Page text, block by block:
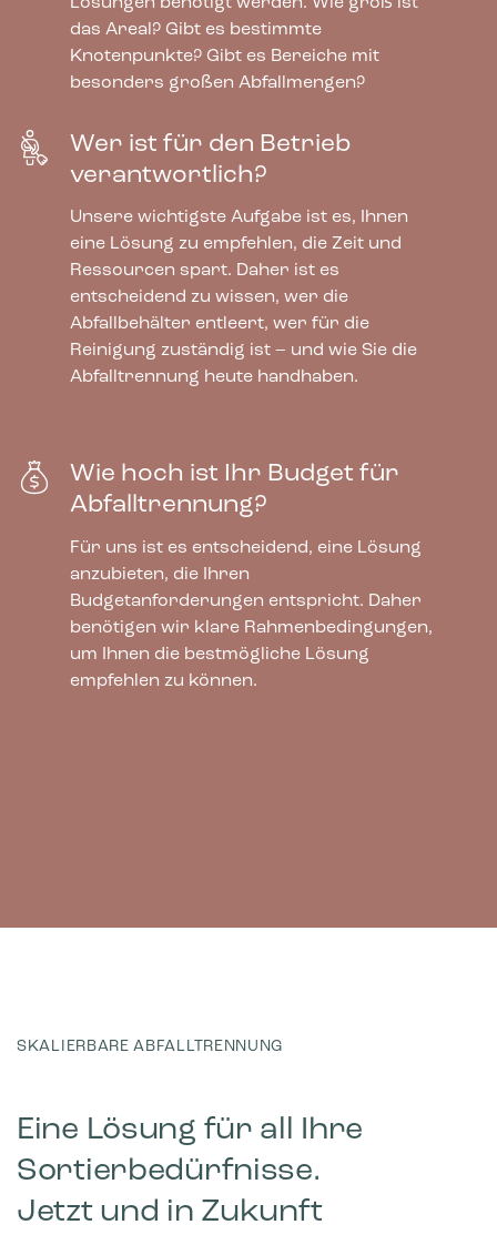
das Areal? Gibt es bestimmte
Knotenpunkte? Gibt es Bereiche mit
besonders großen Abfallmengen?
Wer ist für den Betrieb
verantwortlich?
Unsere wichtigste Aufgabe ist es, Ihnen
eine Lösung zu empfehlen, die Zeit und
Ressourcen spart. Daher ist es
entscheidend zu wissen, wer die
Abfallbehälter entleert, wer für die
Reinigung zuständig ist – und wie Sie die
Abfalltrennung heute handhaben.
Wie hoch ist Ihr Budget für
Abfalltrennung?
Für uns ist es entscheidend, eine Lösung
anzubieten, die Ihren
Budgetanforderungen entspricht. Daher
benötigen wir klare Rahmenbedingungen,
um Ihnen die bestmögliche Lösung
empfehlen zu können.
SKALIERBARE ABFALLTRENNUNG
Eine Lösung für all Ihre
Sortierbedürfnisse.
Jetzt und in Zukunft